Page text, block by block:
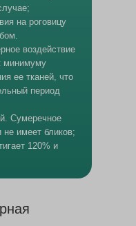
на роговицу
воздействие
минимуму
ее тканей, что
период
Cумеречное
не имеет бликов;
120% и